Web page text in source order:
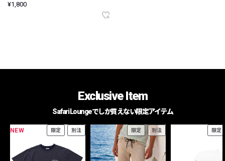
¥1,800
Exclusive Item
Safari Loungeでしか買えない限定アイテム
NEW 限定 別注 限定 別注 限定